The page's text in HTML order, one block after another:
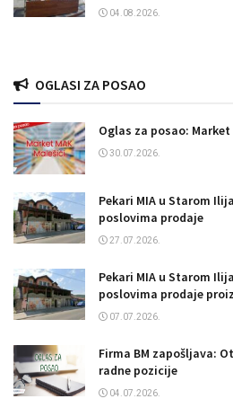
04.08.2026.
OGLASI ZA POSAO
Oglas za posao:
30.07.2026.
Pekari MIA u Starom
poslovima prodaje
27.07.2026.
Pekari MIA u Starom
poslovima prodaje
07.07.2026.
Firma BM zapošljava:
radne pozicije
04.07.2026.